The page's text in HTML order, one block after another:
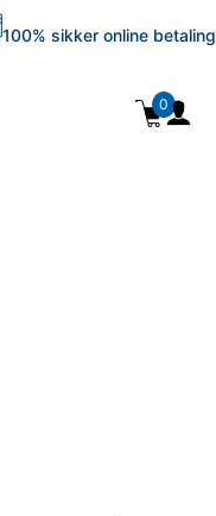
100% sikker online betaling
0